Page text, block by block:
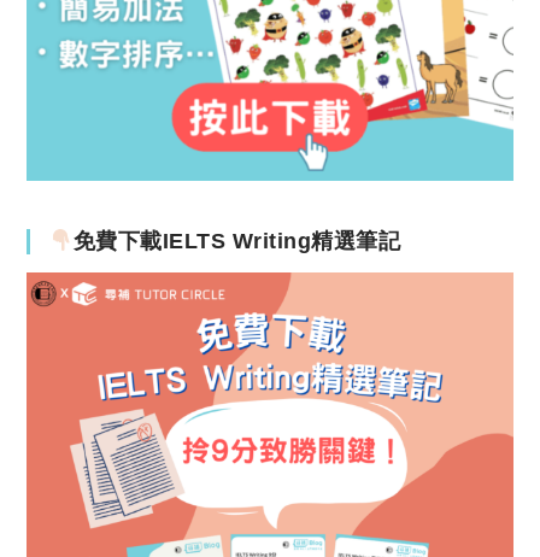
免費下載IELTS Writing精選筆記